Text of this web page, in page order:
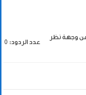
عن وجهة نظر
عدد الردود: 0